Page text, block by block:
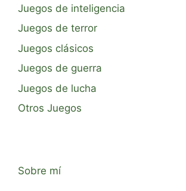
Juegos de inteligencia
Juegos de terror
Juegos clásicos
Juegos de guerra
Juegos de lucha
Otros Juegos
Sobre mí